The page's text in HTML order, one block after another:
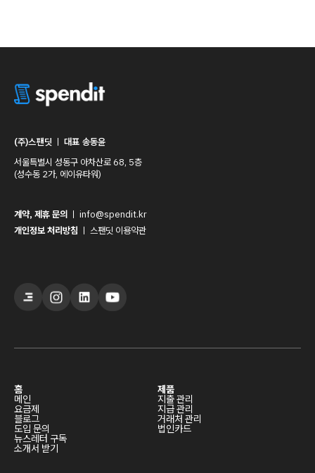
(주)스팬딧 ㅣ대표 송동윤
서울특별시 성동구 아차산로 68, 5층
(성수동 2가, 에이유타워)
계약, 제휴 문의 ㅣ info@spendit.kr
개인정보 처리방침 ㅣ 스팬딧 이용약관
홈
메인
요금제
블로그
도입 문의
뉴스레터 구독
소개서 받기
제품
지출 관리
지급 관리
거래처 관리
법인카드